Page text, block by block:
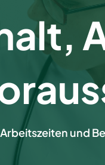
und